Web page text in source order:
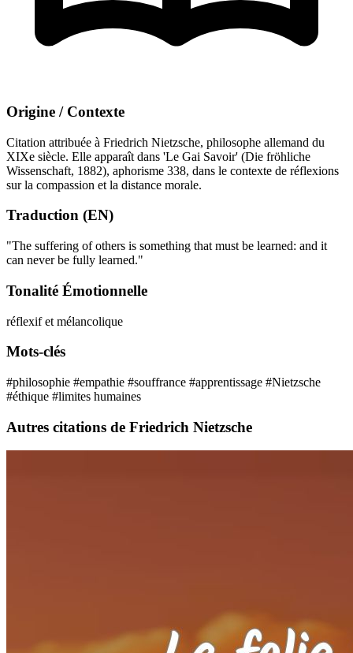
Origine / Contexte
Citation attribuée à Friedrich Nietzsche, philosophe allemand du
XIXe siècle. Elle apparaît dans 'Le Gai Savoir' (Die fröhliche
Wissenschaft, 1882), aphorisme 338, dans le contexte de réflexions
sur la compassion et la distance morale.
Traduction (EN)
"The suffering of others is something that must be learned: and it
can never be fully learned."
Tonalité Émotionnelle
réflexif et mélancolique
Mots-clés
#philosophie #empathie #souffrance #apprentissage #Nietzsche
#éthique #limites humaines
Autres citations de Friedrich Nietzsche